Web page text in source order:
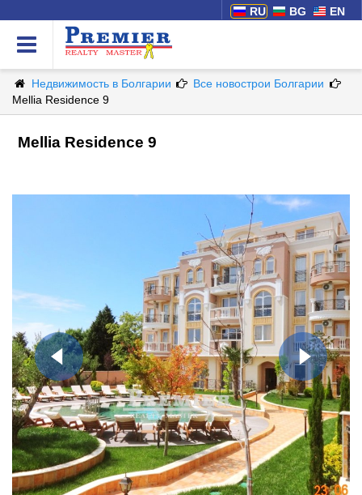
RU BG EN
Недвижимость в Болгарии
Все новострои Болгарии
Mellia Residence 9
Mellia Residence 9